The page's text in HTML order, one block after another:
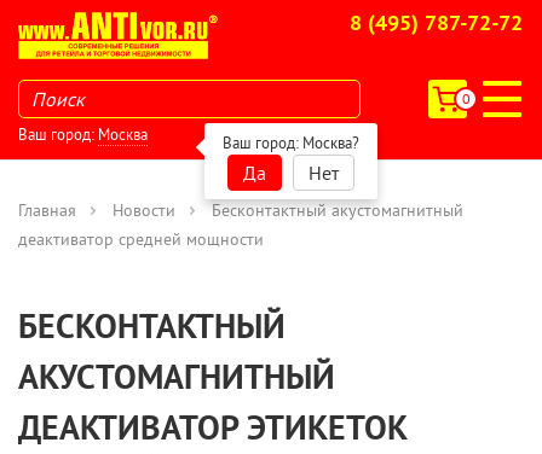
8 (495) 787-72-72
0
Ваш город: Москва Ваш город: Москва?
Да Нет
Главная Новости
Бесконтактный акустомагнитный
деактиватор средней мощности
БЕСКОНТАКТНЫЙ
АКУСТОМАГНИТНЫЙ
ДЕАКТИВАТОР ЭТИКЕТОК